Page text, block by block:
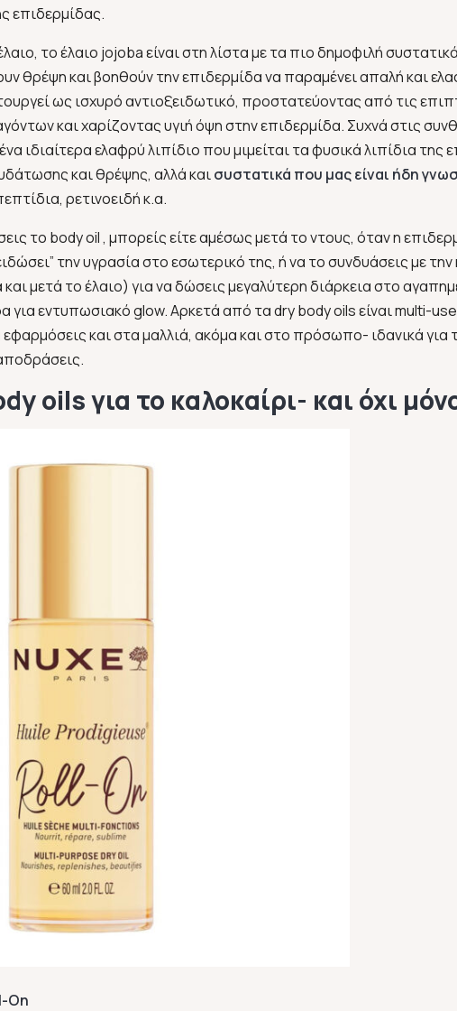
επιδερμίδας.
το έλαιο jojoba είναι στη λίστα με τα πιο δημοφιλή
και βοηθούν την επιδερμίδα να παραμένει απαλή και
ως ισχυρό αντιοξειδωτικό, προστατεύοντας από τις
και χαρίζοντας υγιή όψη στην επιδερμίδα. Συχνά στις
ιδιαίτερα ελαφρύ λιπίδιο που μιμείται τα φυσικά λιπίδια της
και θρέψης, αλλά καισυστατικά που μας είναι ήδη
ρετινοειδή κ.α.
το body oil , μπορείς είτε αμέσως μετά το ντους, όταν η
την υγρασία στο εσωτερικό της, ή να το συνδυάσεις με την
μετά το έλαιο) για να δώσεις μεγαλύτερη διάρκεια στο
για εντυπωσιακό glow. Αρκετά από τα dry body oils είναι multi-
και στα μαλλιά, ακόμα και στο πρόσωπο- ιδανικά για
oils για το καλοκαίρι- και όχι
On